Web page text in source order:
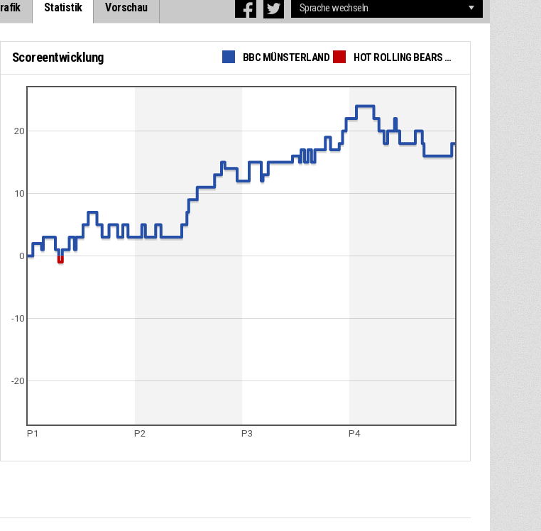
Statistik Vorschau
Scoreentwicklung BBC MÜNSTERLAND HOT ROLLING BEARS ESSEN 1
P1 P2 P3 P4
0
10
20
-20
-10